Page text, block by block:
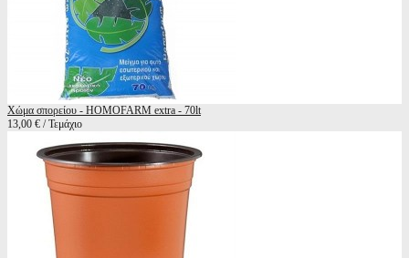
Χώμα σπορείου - HOMOFARM extra - 70lt
13,00 € / Τεμάχιο